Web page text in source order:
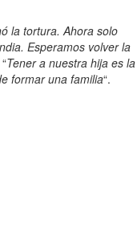
la tortura. Ahora solo
Esperamos volver la
Tener a nuestra hija es la
formar una familia“.